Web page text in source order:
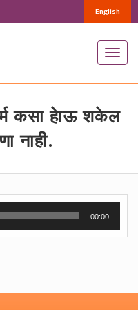
English
T
g
n
v
i
g
i
कसा हेाऊ शकेल
नाही.
00:00